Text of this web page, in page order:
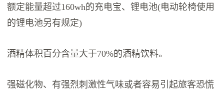
额定能量超过160wh的充电宝、锂电池(电动轮椅使用
的锂电池另有规定)
酒精体积百分含量大于70%的酒精饮料。
强磁化物、有强烈刺激性气味或者容易引起旅客恐慌